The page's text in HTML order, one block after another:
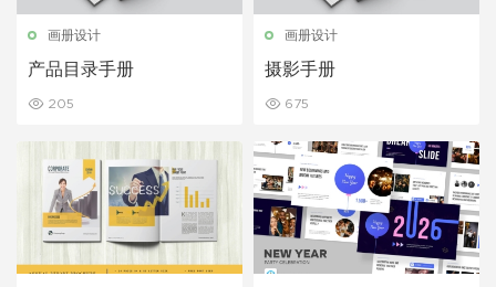
画册设计
产品目录手册
205
画册设计
摄影手册
675